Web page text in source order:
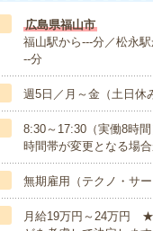
広島県福山市
福山駅から---分／松永
--分
週5日／月～金（土日休
8:30～17:30（実働8時
時間帯が変更となる場合
無期雇用（テクノ・サ
月給19万円～24万円